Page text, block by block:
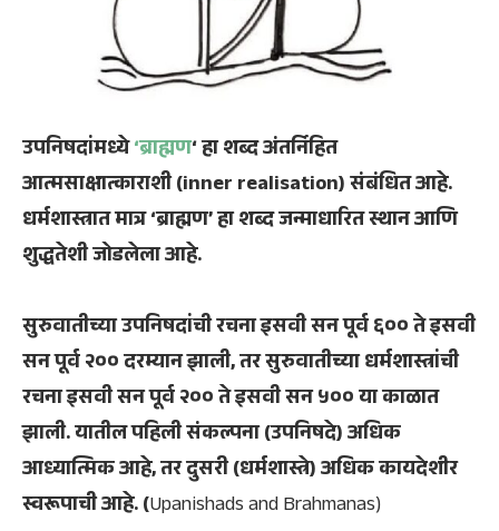
उपनिषदांमध्ये‘ब्राह्मण‘ हा शब्द अंतर्निहित
आत्मसाक्षात्काराशी (inner realisation) संबंधित आहे.
धर्मशास्त्रात मात्र ‘ब्राह्मण’ हा शब्द जन्माधारित स्थान आणि
शुद्धतेशी जोडलेला आहे.
सुरुवातीच्या उपनिषदांची रचना इसवी सन पूर्व ६०० ते इसवी
सन पूर्व २०० दरम्यान झाली, तर सुरुवातीच्या धर्मशास्त्रांची
रचना इसवी सन पूर्व २०० ते इसवी सन ५०० या काळात
झाली. यातील पहिली संकल्पना (उपनिषदे) अधिक
आध्यात्मिक आहे, तर दुसरी (धर्मशास्त्रे) अधिक कायदेशीर
स्वरूपाची आहे. (Upanishads and Brahmanas)